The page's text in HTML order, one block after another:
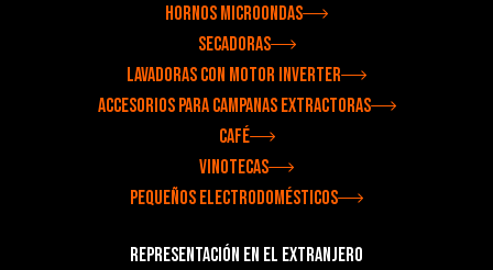
Hornos microondas
Secadoras
Lavadoras con motor inverter
Accesorios para campanas extractoras
Café
Vinotecas
Pequeños electrodomésticos
Representación en el extranjero